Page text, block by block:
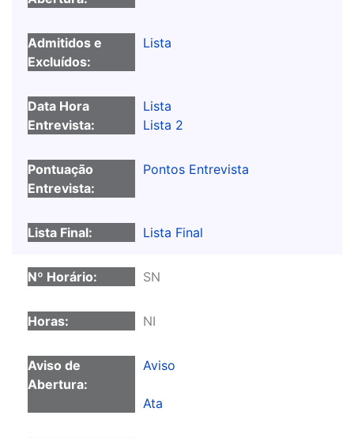
Lista
Lista
Lista 2
Pontos Entrevista
Lista Final
SN
NI
Aviso
Ata